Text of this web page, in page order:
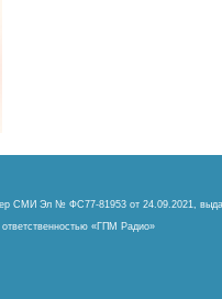
СМИ Эл № ФС77-81953 от 24.09.2021,
«ГПМ Радио»